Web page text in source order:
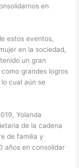
en
estos eventos,
en la sociedad,
un gran
grandes logros
cual aún se
Yolanda
de la cadena
de familia y
años en consolidar